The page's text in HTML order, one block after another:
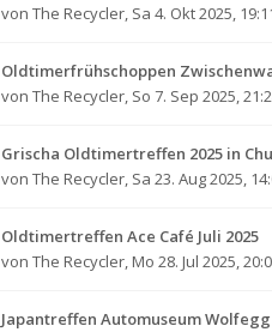
von The Recycler, Sa 4. Okt 2025,
Oldtimerfrühschoppen
von The Recycler, So 7. Sep 2025,
Grischa Oldtimertreffen 2025 in
von The Recycler, Sa 23. Aug 2025,
Oldtimertreffen Ace Café Juli 2025
von The Recycler, Mo 28. Jul 2025,
Japantreffen Automuseum Wolfegg